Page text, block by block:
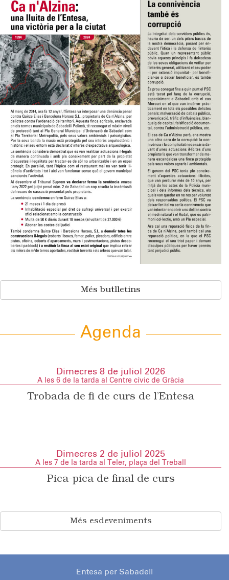
Més butlletins
Agenda
Dimecres 8 de juliol 2026
A les 6 de la tarda al Centre cívic de Gràcia
Trobada de fi de curs de l’Entesa
Dimecres 2 de juliol 2025
A les 7 de la tarda al Teler, plaça del Treball
Pica-pica de final de curs
Més esdeveniments
Entesa per Sabadell